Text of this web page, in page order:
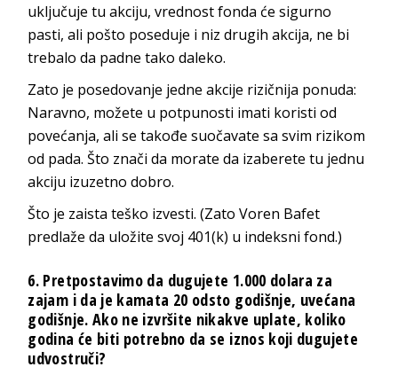
uključuje tu akciju, vrednost fonda će sigurno
pasti, ali pošto poseduje i niz drugih akcija, ne bi
trebalo da padne tako daleko.
Zato je posedovanje jedne akcije rizičnija ponuda:
Naravno, možete u potpunosti imati koristi od
povećanja, ali se takođe suočavate sa svim rizikom
od pada. Što znači da morate da izaberete tu jednu
akciju izuzetno dobro.
Što je zaista teško izvesti. (Zato Voren Bafet
predlaže da uložite svoj 401(k) u indeksni fond.)
6. Pretpostavimo da dugujete 1.000 dolara za
zajam i da je kamata 20 odsto godišnje, uvećana
godišnje. Ako ne izvršite nikakve uplate, koliko
godina će biti potrebno da se iznos koji dugujete
udvostruči?